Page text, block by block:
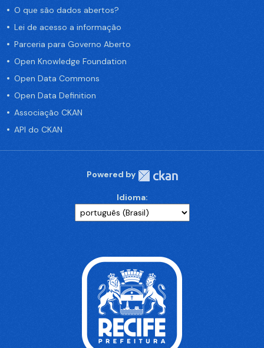
O que são dados abertos?
Lei de acesso a informação
Parceria para Governo Aberto
Open Knowledge Foundation
Open Data Commons
Open Data Definition
Associação CKAN
API do CKAN
Powered by
Idioma